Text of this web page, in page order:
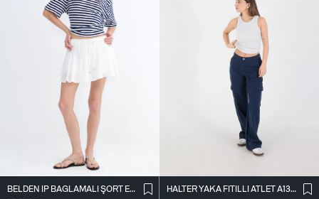
BELDEN İ̇P BAĞLAMALI ŞORT ETEK Ş16072-L7
HALTER YAKA FITILLI ATLET A13294-L7